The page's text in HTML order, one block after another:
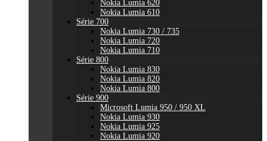
Nokia Lumia 620
Nokia Lumia 610
Série 700
Nokia Lumia 730 / 735
Nokia Lumia 720
Nokia Lumia 710
Série 800
Nokia Lumia 830
Nokia Lumia 820
Nokia Lumia 800
Série 900
Microsoft Lumia 950 / 950 XL
Nokia Lumia 930
Nokia Lumia 925
Nokia Lumia 920